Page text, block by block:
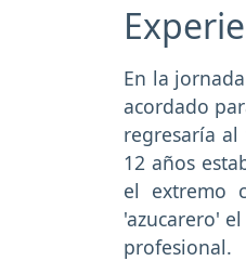
En la
acordado
regresaría
12 años
el extremo
'azucarero'
profesional.